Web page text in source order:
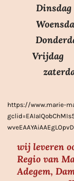
e
n
Vrijdag
https://www.marie-
wij leveren
Regio van
Adegem,